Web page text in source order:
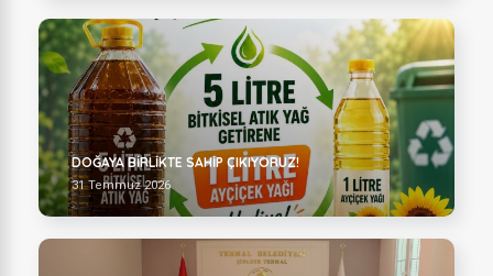
DOĞAYA BİRLİKTE SAHİP ÇIKIYORUZ!
31 Temmuz 2026